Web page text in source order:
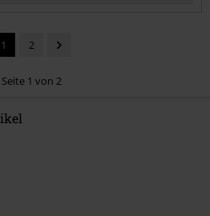
1 2
Seite 1 von 2